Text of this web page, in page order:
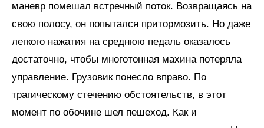
маневр помешал встречный поток. Возвращаясь на
свою полосу, он попытался притормозить. Но даже
легкого нажатия на среднюю педаль оказалось
достаточно, чтобы многотонная махина потеряла
управление. Грузовик понесло вправо. По
трагическому стечению обстоятельств, в этот
момент по обочине шел пешеход. Как и